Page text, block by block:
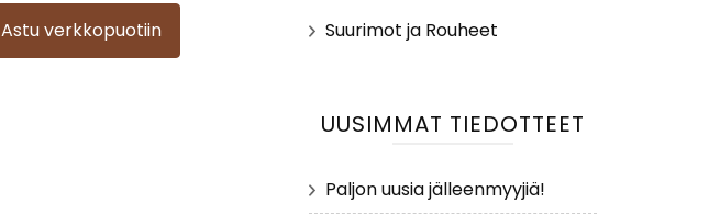
Astu verkkopuotiin Suurimot ja Rouheet
UUSIMMAT TIEDOTTEET
Paljon uusia jälleenmyyjiä!